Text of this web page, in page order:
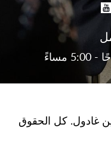
اَرون كوهين غادول. كل الحقوق